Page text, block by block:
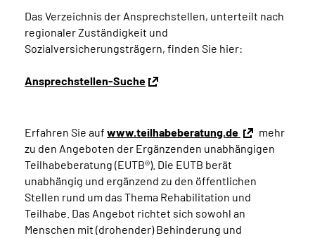
Das Verzeichnis der Ansprechstellen, unterteilt nach
regionaler Zuständigkeit und
Sozialversicherungsträgern, finden Sie hier:
Ansprechstellen-Suche
Erfahren Sie auf www.teilhabeberatung.de
mehr
zu den Angeboten der Ergänzenden unabhängigen
Teilhabeberatung (EUTB®). Die EUTB berät
unabhängig und ergänzend zu den öffentlichen
Stellen rund um das Thema Rehabilitation und
Teilhabe. Das Angebot richtet sich sowohl an
Menschen mit (drohender) Behinderung und